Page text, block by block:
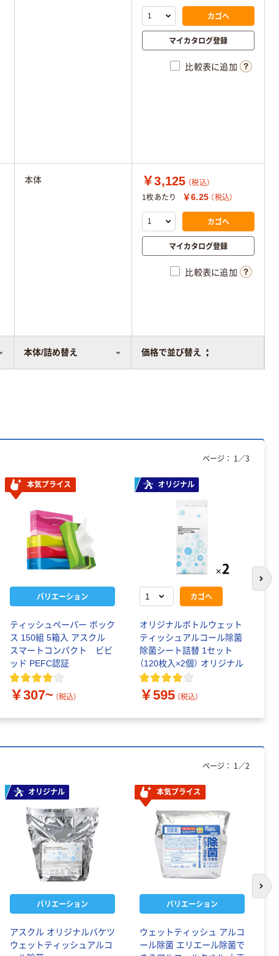
本体/詰め替え 価格で並び替え
カゴへ
マイカタログ登録
比較表に追加
本体 ￥3,125 （税込）
1枚あたり
￥6.25 （税込）
カゴへ
マイカタログ登録
比較表に追加
本気プライス
バリエーション
ティッシュペーパー ボック
ス 150組 5箱入 アスクル
スマートコンパクト ビビ
ッド PEFC認証
￥307~ （税込）
オリジナル
カゴへ
オリジナルボトルウェット
ティッシュアルコール除菌
除菌シート詰替 1セット
（120枚入×2個） オリジナル
￥595 （税込）
ページ： 1 ／3
次
オリジナル
バリエーション
アスクル オリジナルバケツ
ウェットティッシュアルコ
本気プライス
バリエーション
ウェットティッシュ アルコ
ール除菌 エリエール除菌で
ページ： 1 ／2
次